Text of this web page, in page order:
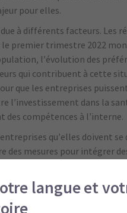
pour elles.
à différents facteurs. Les
premier trimestre 2022
l’évolution des
qui contribuent à cette
que les entreprises
l’investissement dans la
compétences à l’interne.
qu’elles doivent se
mesures pour intégrer
Il est essentiel de
flexibilité contractuelle
leurs activités peuvent
d’évoluer.
langue et